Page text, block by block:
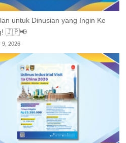
untuk Dinusian yang Ingin Ke
🇯🇵📢
9, 2026